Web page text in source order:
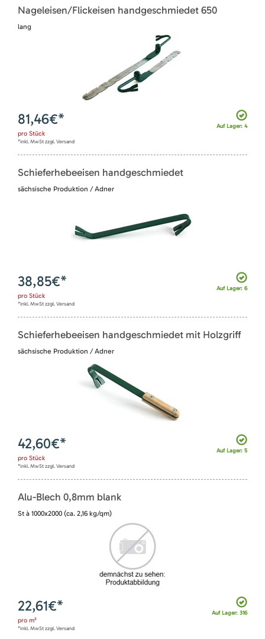
Nageleisen/Flickeisen handgeschmiedet 650
lang
Auf Lager: 4
81,46€*
pro Stück
*inkl. MwSt zzgl. Versand
Schieferhebeeisen handgeschmiedet
sächsische Produktion / Adner
Auf Lager: 6
38,85€*
pro Stück
*inkl. MwSt zzgl. Versand
Schieferhebeeisen handgeschmiedet mit Holzgriff
sächsische Produktion / Adner
Auf Lager: 5
42,60€*
pro Stück
*inkl. MwSt zzgl. Versand
Alu-Blech 0,8mm blank
St à 1000x2000 (ca. 2,16 kg/qm)
Auf Lager: 316
22,61€*
pro m²
*inkl. MwSt zzgl. Versand